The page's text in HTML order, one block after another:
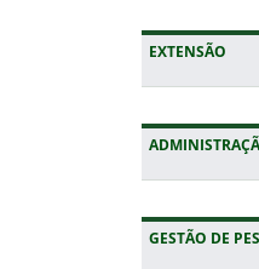
EXTENSÃO
GESTÃO DE